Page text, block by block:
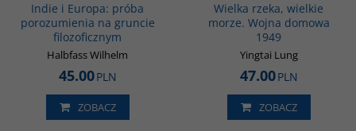
Indie i Europa: próba
porozumienia na gruncie
filozoficznym
Halbfass Wilhelm
45.00PLN
ZOBACZ
Wielka rzeka, wielkie
morze. Wojna domowa
1949
Yingtai Lung
47.00PLN
ZOBACZ